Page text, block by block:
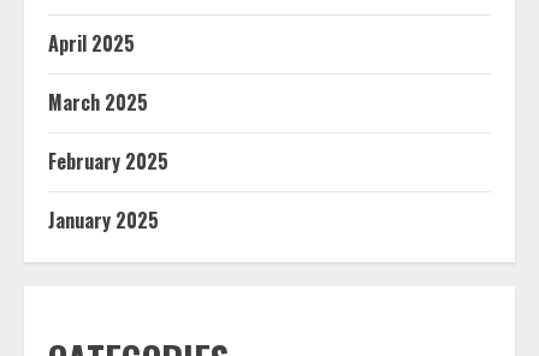
April 2025
March 2025
February 2025
January 2025